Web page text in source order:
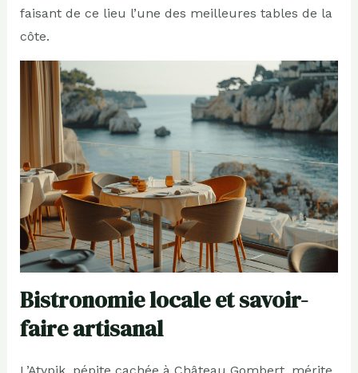
faisant de ce lieu l’une des meilleures tables de la
côte.
Bistronomie locale et savoir-
faire artisanal
L’Atypik, pépite cachée à Château Gombert, mérite